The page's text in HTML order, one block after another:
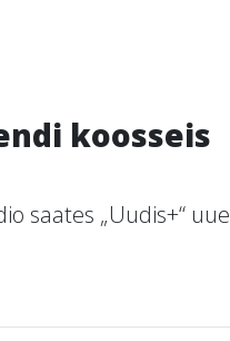
koosseis
saates „Uudis+“ uue